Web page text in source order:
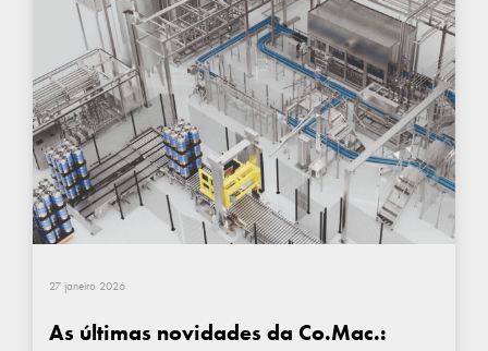
27 janeiro 2026
As últimas novidades da Co.Mac.: